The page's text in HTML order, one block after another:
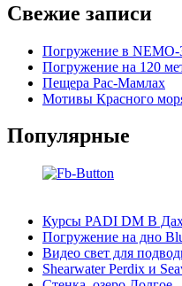
Свежие записи
Погружение в NEMO-
Погружение на 120
Пещера Рас-Мамлах
Мотивы Красного
Популярные
Курсы PADI DM В
Погружение на дно
Видео свет для
Shearwater Perdix и